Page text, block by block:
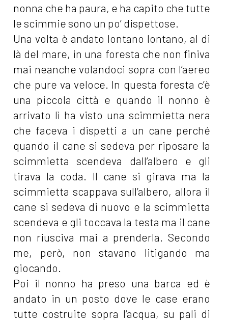
nonna che ha paura, e ha capito che tutte
le scimmie sono un po’ dispettose.
Una volta è andato lontano lontano, al di
là del mare, in una foresta che non finiva
mai neanche volandoci sopra con l’aereo
che pure va veloce. In questa foresta c’è
una piccola città e quando il nonno è
arrivato lì ha visto una scimmietta nera
che faceva i dispetti a un cane perché
quando il cane si sedeva per riposare la
scimmietta scendeva dall’albero e gli
tirava la coda. Il cane si girava ma la
scimmietta scappava sull’albero, allora il
cane si sedeva di nuovo e la scimmietta
scendeva e gli toccava la testa ma il cane
non riusciva mai a prenderla. Secondo
me, però, non stavano litigando ma
giocando.
Poi il nonno ha preso una barca ed è
andato in un posto dove le case erano
tutte costruite sopra l’acqua, su pali di